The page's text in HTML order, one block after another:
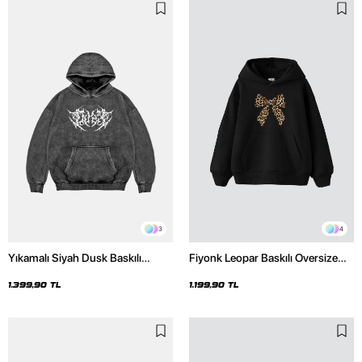
3
Yıkamalı Siyah Dusk Baskılı
1.399,90 TL
4
Fiyonk Leopar Baskılı Oversize
1.199,90 TL